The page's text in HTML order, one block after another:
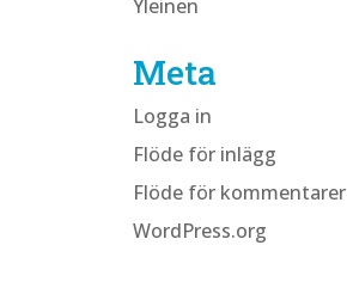
Yleinen
Meta
Logga in
Flöde för inlägg
Flöde för kommentarer
WordPress.org